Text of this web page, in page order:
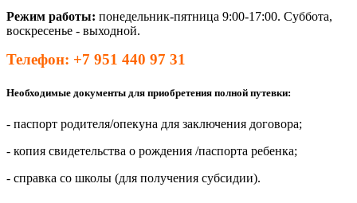
Режим работы: понедельник-пятница 9:00-17:00. Суббота,
воскресенье - выходной.
Телефон: +7 951 440 97 31
Необходимые документы для приобретения полной путевки:
- паспорт родителя/опекуна для заключения договора;
- копия свидетельства о рождения /паспорта ребенка;
- справка со школы (для получения субсидии).